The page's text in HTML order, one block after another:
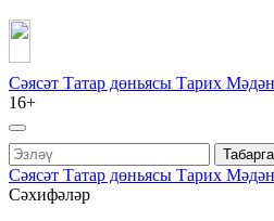
Сәясәт Татар дөньясы Тарих
16+
Табарга
Сәясәт Татар дөньясы Тарих
Сәхифәләр